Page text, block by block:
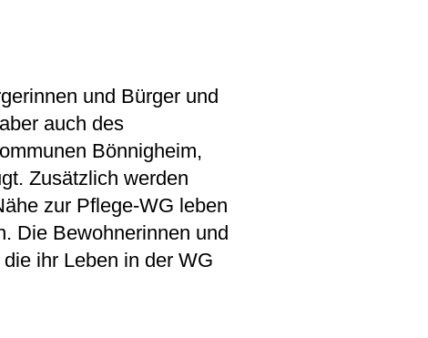
und Bürger und
auch des
Bönnigheim,
Zusätzlich werden
zur Pflege-WG leben
Die Bewohnerinnen und
ihr Leben in der WG